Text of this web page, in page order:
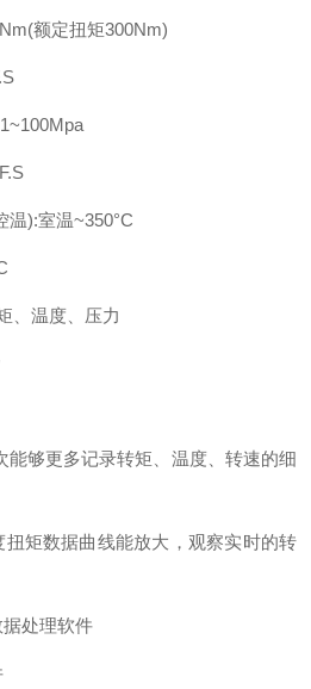
额定扭矩300Nm)
温):室温~350°C
、温度、压力
能够更多记录转矩、温度、转速的细
矩数据曲线能放大，观察实时的转
处理软件